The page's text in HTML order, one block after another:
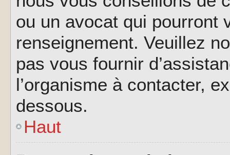
ou un avocat qui pourront
renseignement. Veuillez
pas vous fournir
l’organisme à contacter,
dessous.
Haut